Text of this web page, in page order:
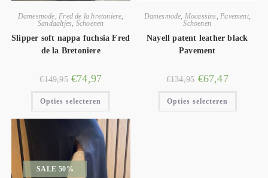
Damesmode,Fred de la bretoniere,
Sandaaltjes, Schoenen
Slipper soft nappa fuchsia Fred
de la Bretoniere
€149,95 €74,97
Opties selecteren
Damesmode, Mocassins ,Pavement,
Schoenen
Nayell patent leather black
Pavement
€134,95 €67,47
Opties selecteren
SALE 50%